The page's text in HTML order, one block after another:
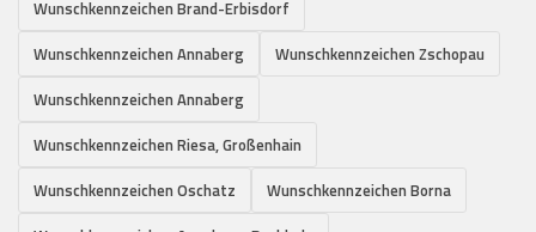
Wunschkennzeichen Brand-Erbisdorf
Wunschkennzeichen Annaberg
Wunschkennzeichen Zschopau
Wunschkennzeichen Annaberg
Wunschkennzeichen Riesa, Großenhain
Wunschkennzeichen Oschatz
Wunschkennzeichen Borna